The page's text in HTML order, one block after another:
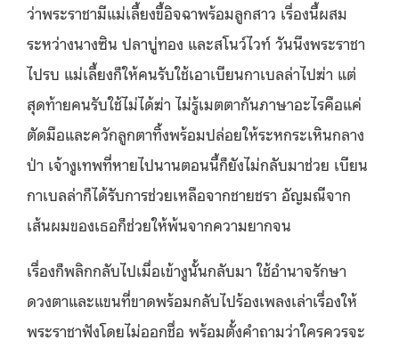
ว่าพระราชามีแม่เลี้ยงขี้อิจฉาพร้อมลูกสาว เรื่องนี้ผสม
ระหว่างนางซิน ปลาบู่ทอง และสโนว์ไวท์ วันนึงพระราชา
ไปรบ แม่เลี้ยงก็ให้คนรับใช้เอาเบียนกาเบลล่าไปฆ่า แต่
สุดท้ายคนรับใช้ไม่ได้ฆ่า ไม่รู้เมตตากันภาษาอะไรคือแค่
ตัดมือและควักลูกตาทิ้งพร้อมปล่อยให้ระหกระเหินกลาง
ป่า เจ้างูเทพที่หายไปนานตอนนี้ก็ยังไม่กลับมาช่วย เบียน
กาเบลล่าก็ได้รับการช่วยเหลือจากชายชรา อัญมณีจาก
เส้นผมของเธอก็ช่วยให้พ้นจากความยากจน
เรื่องก็พลิกกลับไปเมื่อเข้างูนั้นกลับมา ใช้อำนาจรักษา
ดวงตาและแขนที่ขาดพร้อมกลับไปร้องเพลงเล่าเรื่องให้
พระราชาฟังโดยไม่ออกชื่อ พร้อมตั้งคำถามว่าใครควรจะ